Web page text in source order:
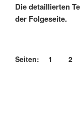
Die detaillierten
der Folgeseite.
Seiten: 1 2